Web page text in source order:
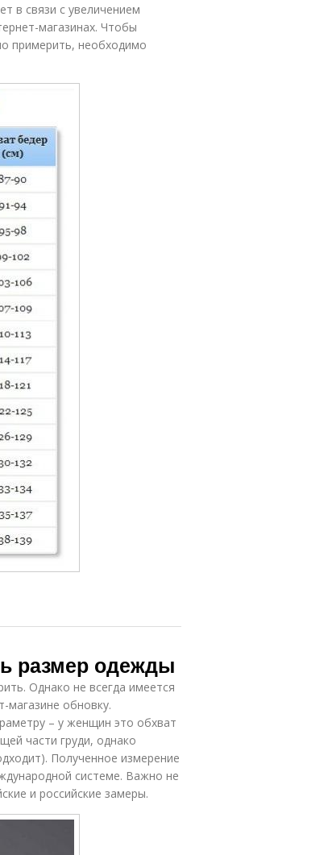
в связи с увеличением
магазинах. Чтобы
примерить, необходимо
размер одежды
Однако не всегда имеется
магазине обновку.
– у женщин это обхват
части груди, однако
Полученное измерение
системе. Важно не
и российские замеры.